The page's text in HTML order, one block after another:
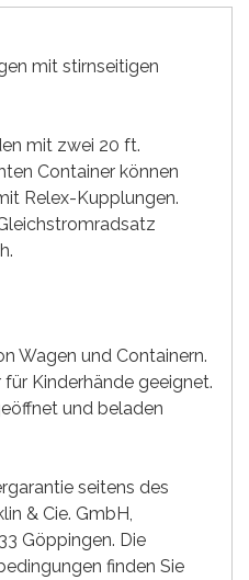
mit stirnseitigen
mit zwei 20 ft.
Container können
Relex-Kupplungen.
Wagen und Containern.
Kinderhände geeignet.
und beladen
seitens des
& Cie. GmbH,
Göppingen. Die
finden Sie